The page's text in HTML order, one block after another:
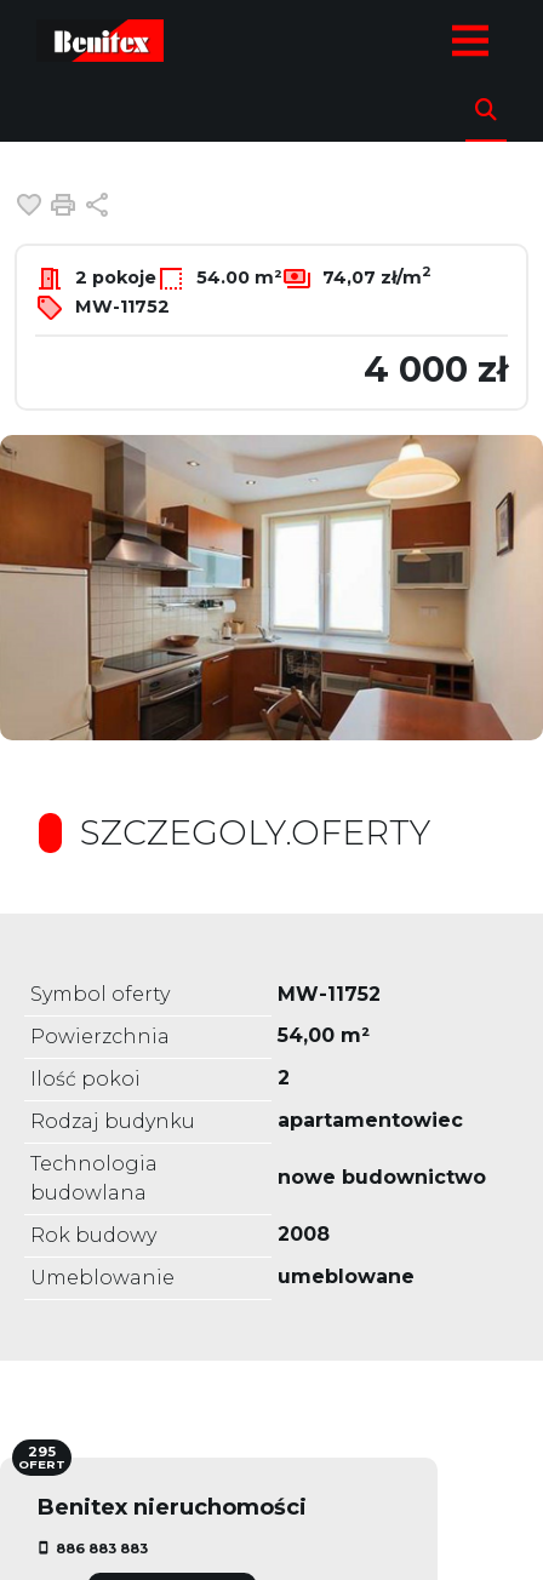
strona.glowna Oferty Warszawa
Dodaj do ulubionych
Drukuj
2 pokoje 54.00 m² 74,07 zł/m2
MW-11752
4 000 zł
SZCZEGOLY.OFERTY
Symbol oferty
MW-11752
Powierzchnia
54,00 m²
Ilość pokoi
2
Rodzaj budynku
apartamentowiec
Technologia
budowlana
nowe budownictwo
Rok budowy
2008
Umeblowanie
umeblowane
Benitex nieruchomości
886 883 883
295
OFERT